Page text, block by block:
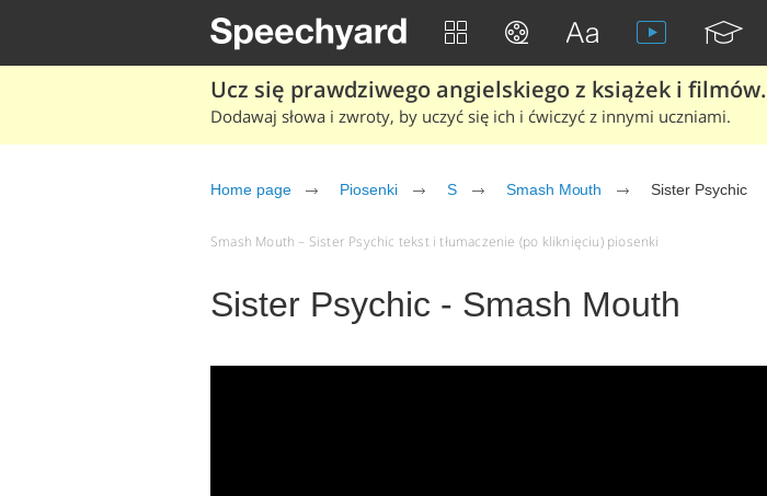
Ucz się prawdziwego angielskiego z książek i filmów.
Dodawaj słowa i zwroty, by uczyć się ich i ćwiczyć z innymi uczniami.
Home page Piosenki S Smash Mouth Sister Psychic
Smash Mouth – Sister Psychic tekst i tłumaczenie (po kliknięciu) piosenki
Sister Psychic - Smash Mouth